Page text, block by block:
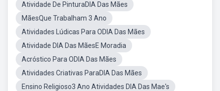
Atividade De PinturaDIA Das Mães
MãesQue Trabalham 3 Ano
Atividades Lúdicas Para ODIA Das Mães
Atividade DIA Das MãesE Moradia
Acróstico Para ODIA Das Mães
Atividades Criativas ParaDIA Das Mães
Ensino Religioso3 Ano Atividades DIA Das Mae's